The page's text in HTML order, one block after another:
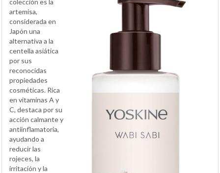
artemisa,
considerada en
Japón una
alternativa a la
centella asiática
por sus
reconocidas
propiedades
cosméticas. Rica
en vitaminas A y
C, destaca por su
acción calmante y
antiinflamatoria,
ayudando a
reducir las
rojeces, la
irritación y la